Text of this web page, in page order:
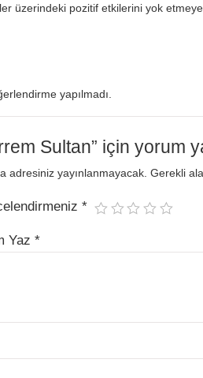
üzerindeki pozitif etkilerini yok
yapılmadı.
Sultan” için yorum
adresiniz yayınlanmayacak. Gerekli
*
Yaz*